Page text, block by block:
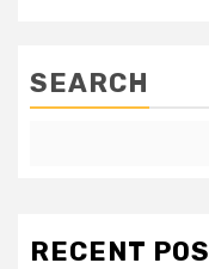
SEARCH
RECENT